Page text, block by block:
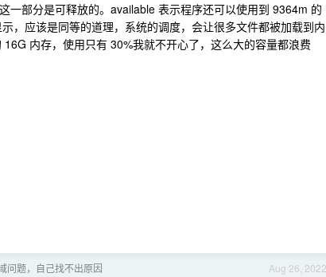
一部分是可释放的。available 表示程序还可以使用到 9364m 的
，应该是同等的道理，系统的调度，会让很多文件都被加载到内
内存，使用只有 30%我就不开心了，这么大的容量都浪费
Aug 26, 2022
问题，自己找不出原因